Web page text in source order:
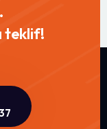
teklif!